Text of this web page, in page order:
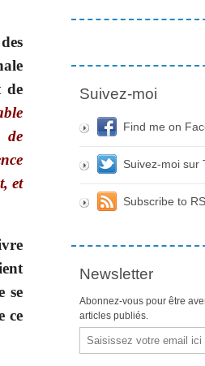
de
de
et
se
ce
Suivez-moi
Find me on
Suivez-moi sur
Subscribe to
Newsletter
Abonnez-vous pour être
articles publiés.
Email